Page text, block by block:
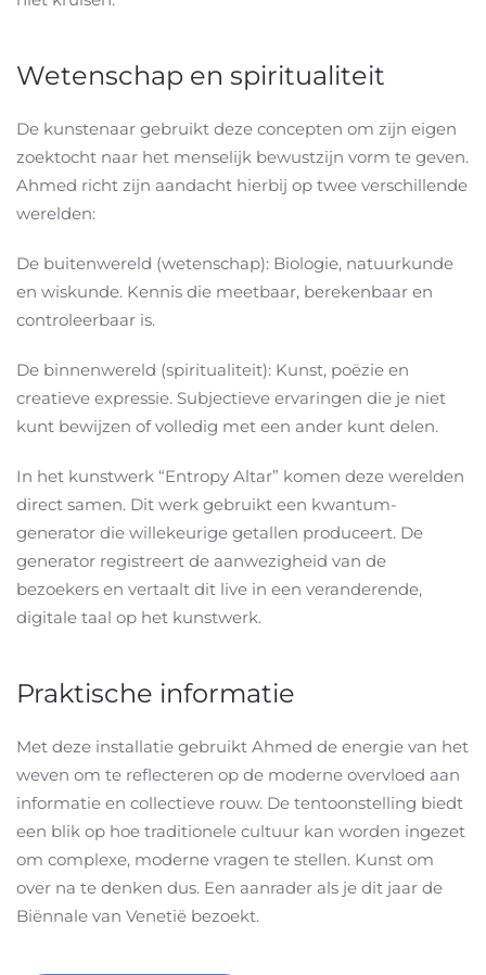
Wetenschap en spiritualiteit
De kunstenaar gebruikt deze concepten om zijn eigen
zoektocht naar het menselijk bewustzijn vorm te geven.
Ahmed richt zijn aandacht hierbij op twee verschillende
werelden:
De buitenwereld (wetenschap): Biologie, natuurkunde
en wiskunde. Kennis die meetbaar, berekenbaar en
controleerbaar is.
De binnenwereld (spiritualiteit): Kunst, poëzie en
creatieve expressie. Subjectieve ervaringen die je niet
kunt bewijzen of volledig met een ander kunt delen.
In het kunstwerk “Entropy Altar” komen deze werelden
direct samen. Dit werk gebruikt een kwantum-
generator die willekeurige getallen produceert. De
generator registreert de aanwezigheid van de
bezoekers en vertaalt dit live in een veranderende,
digitale taal op het kunstwerk.
Praktische informatie
Met deze installatie gebruikt Ahmed de energie van het
weven om te reflecteren op de moderne overvloed aan
informatie en collectieve rouw. De tentoonstelling biedt
een blik op hoe traditionele cultuur kan worden ingezet
om complexe, moderne vragen te stellen. Kunst om
over na te denken dus. Een aanrader als je dit jaar de
Biënnale van Venetië bezoekt.